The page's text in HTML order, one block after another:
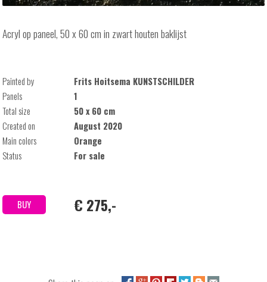
Acryl op paneel, 50 x 60 cm in zwart houten baklijst
Painted by
Frits Hoitsema KUNSTSCHILDER
Panels
1
Total size
50 x 60 cm
Created on
August 2020
Main colors
Orange
Status
For sale
BUY € 275,-